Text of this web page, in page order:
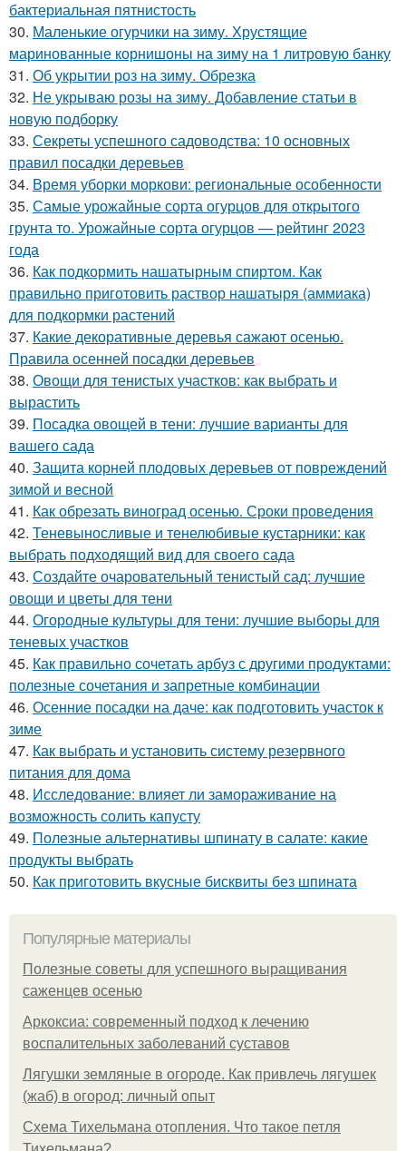
бактериальная пятнистость
30. Маленькие огурчики на зиму. Хрустящие
маринованные корнишоны на зиму на 1 литровую банку
31. Об укрытии роз на зиму. Обрезка
32. Не укрываю розы на зиму. Добавление статьи в
новую подборку
33. Секреты успешного садоводства: 10 основных
правил посадки деревьев
34. Время уборки моркови: региональные особенности
35. Самые урожайные сорта огурцов для открытого
грунта то. Урожайные сорта огурцов — рейтинг 2023
года
36. Как подкормить нашатырным спиртом. Как
правильно приготовить раствор нашатыря (аммиака)
для подкормки растений
37. Какие декоративные деревья сажают осенью.
Правила осенней посадки деревьев
38. Овощи для тенистых участков: как выбрать и
вырастить
39. Посадка овощей в тени: лучшие варианты для
вашего сада
40. Защита корней плодовых деревьев от повреждений
зимой и весной
41. Как обрезать виноград осенью. Сроки проведения
42. Теневыносливые и тенелюбивые кустарники: как
выбрать подходящий вид для своего сада
43. Создайте очаровательный тенистый сад: лучшие
овощи и цветы для тени
44. Огородные культуры для тени: лучшие выборы для
теневых участков
45. Как правильно сочетать арбуз с другими продуктами:
полезные сочетания и запретные комбинации
46. Осенние посадки на даче: как подготовить участок к
зиме
47. Как выбрать и установить систему резервного
питания для дома
48. Исследование: влияет ли замораживание на
возможность солить капусту
49. Полезные альтернативы шпинату в салате: какие
продукты выбрать
50. Как приготовить вкусные бисквиты без шпината
Популярные материалы
Полезные советы для успешного выращивания
саженцев осенью
Аркоксиа: современный подход к лечению
воспалительных заболеваний суставов
Лягушки земляные в огороде. Как привлечь лягушек
(жаб) в огород: личный опыт
Схема Тихельмана отопления. Что такое петля